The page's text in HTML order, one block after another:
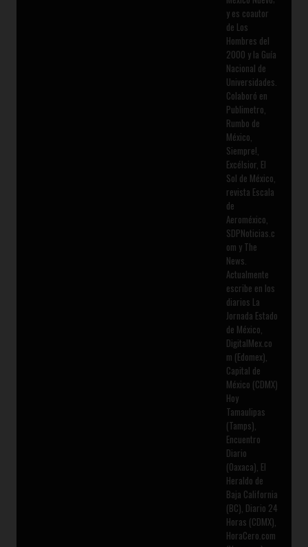
y es coautor
de Los
Hombres del
2000 y la Guía
Nacional de
Universidades.
Colaboró en
Publimetro,
Rumbo de
México,
Siempre!,
Excélsior, El
Sol de México,
revista Escala
de
Aeroméxico,
SDPNoticias.c
om y The
News.
Actualmente
escribe en los
diarios La
Jornada Estado
de México,
DigitalMex.co
m (Edomex),
Capital de
México (CDMX)
Hoy
Tamaulipas
(Tamps),
Encuentro
Diario
(Oaxaca), El
Heraldo de
Baja California
(BC), Diario 24
Horas (CDMX),
HoraCero.com